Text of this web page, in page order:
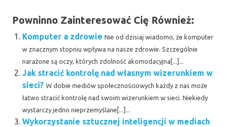
Powninno Zainteresować Cię Również:
Komputer a zdrowie Nie od dzisiaj wiadomo, że komputer
w znacznym stopniu wpływa na nasze zdrowie. Szczególnie
narażone są oczy, których zdolność akomodacyjna[...]...
Jak stracić kontrolę nad własnym wizerunkiem w
sieci? W dobie mediów społecznościowych każdy z nas może
łatwo stracić kontrolę nad swoim wizerunkiem w sieci. Niekiedy
wystarczy jedno nieprzemyślane[...]...
Wykorzystanie sztucznej inteligencji w mediach